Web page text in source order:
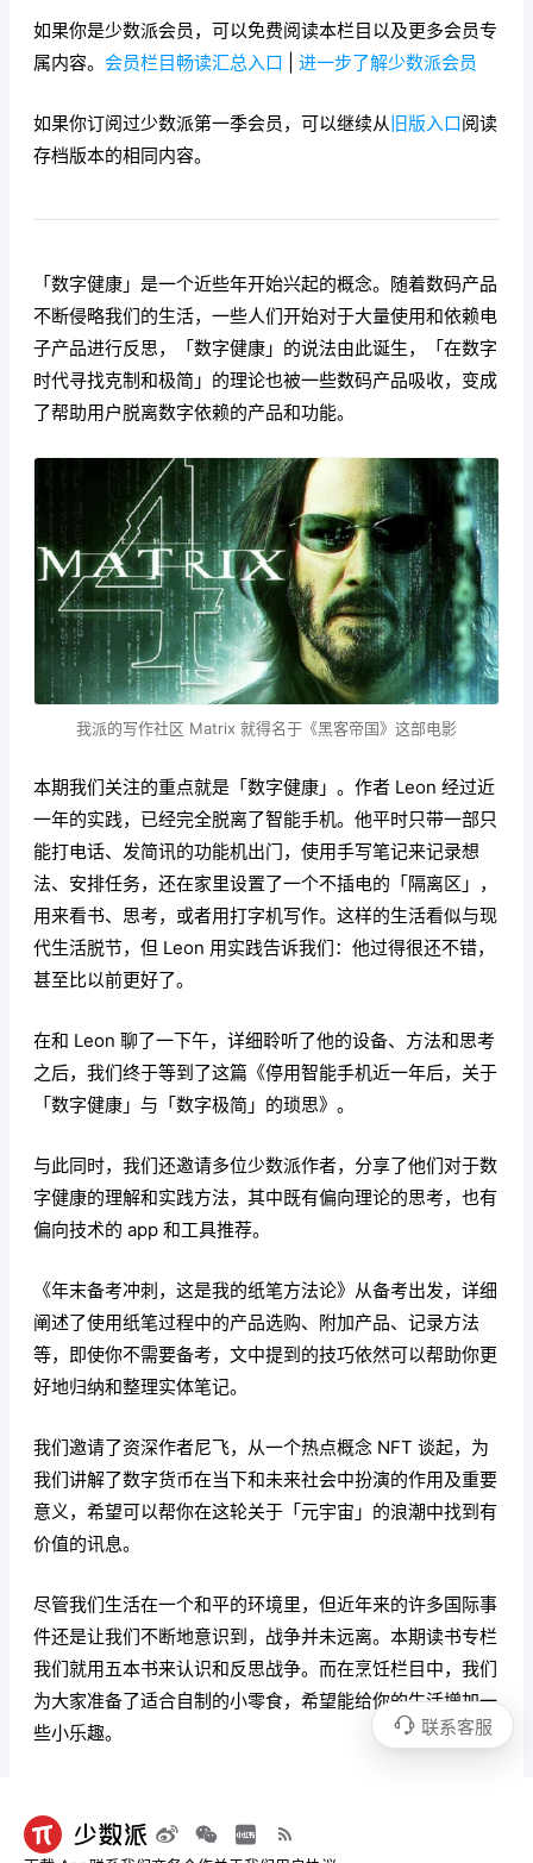
如果你是少数派会员，可以免费阅读本栏目以及更多会员专
属内容。 会员栏目畅读汇总入口 进一步了解少数派会员
如果你订阅过少数派第一季会员，可以继续从旧版入口阅读
存档版本的相同内容。
「数字健康」是一个近些年开始兴起的概念。随着数码产品
不断侵略我们的生活，一些人们开始对于大量使用和依赖电
子产品进行反思，「数字健康」的说法由此诞生，「在数字
时代寻找克制和极简」的理论也被一些数码产品吸收，变成
了帮助用户脱离数字依赖的产品和功能。
我派的写作社区 Matrix 就得名于《黑客帝国》这部电影
本期我们关注的重点就是「数字健康」。作者 Leon 经过近
一年的实践，已经完全脱离了智能手机。他平时只带一部只
能打电话、发简讯的功能机出门，使用手写笔记来记录想
法、安排任务，还在家里设置了一个不插电的「隔离区」，
用来看书、思考，或者用打字机写作。这样的生活看似与现
代生活脱节，但 Leon 用实践告诉我们：他过得很还不错，
甚至比以前更好了。
在和 Leon 聊了一下午，详细聆听了他的设备、方法和思考
之后，我们终于等到了这篇《停用智能手机近一年后，关于
「数字健康」与「数字极简」的琐思》。
与此同时，我们还邀请多位少数派作者，分享了他们对于数
字健康的理解和实践方法，其中既有偏向理论的思考，也有
偏向技术的 app 和工具推荐。
《年末备考冲刺，这是我的纸笔方法论》从备考出发，详细
阐述了使用纸笔过程中的产品选购、附加产品、记录方法
等，即使你不需要备考，文中提到的技巧依然可以帮助你更
好地归纳和整理实体笔记。
我们邀请了资深作者尼飞，从一个热点概念 NFT 谈起，为
我们讲解了数字货币在当下和未来社会中扮演的作用及重要
意义，希望可以帮你在这轮关于「元宇宙」的浪潮中找到有
价值的讯息。
尽管我们生活在一个和平的环境里，但近年来的许多国际事
件还是让我们不断地意识到，战争并未远离。本期读书专栏
我们就用五本书来认识和反思战争。而在烹饪栏目中，我们
为大家准备了适合自制的小零食，希望能给你的生活增加一
些小乐趣。
联系客服